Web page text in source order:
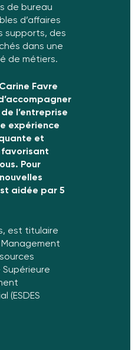
de bureau
d’affaires
supports, des
dans une
de métiers.
Favre
l’entreprise
expérience
et
Pour
aidée par 5
est titulaire
Management
Supérieure
(ESDES